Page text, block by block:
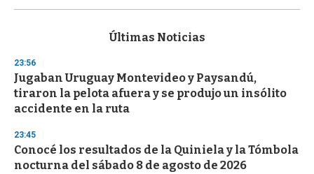
s
d
s
o
f
3
s
e
c
o
Últimas Noticias
23:56
Jugaban Uruguay Montevideo y Paysandú,
tiraron la pelota afuera y se produjo un insólito
accidente en la ruta
23:45
Conocé los resultados de la Quiniela y la Tómbola
nocturna del sábado 8 de agosto de 2026